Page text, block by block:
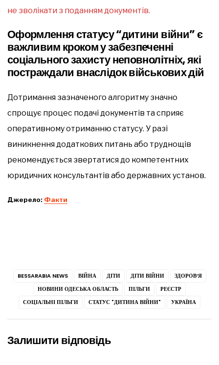
не зволікати з поданням документів.
Оформлення статусу “дитини війни” є
важливим кроком у забезпеченні
соціального захисту неповнолітніх, які
постраждали внаслідок військових дій
Дотримання зазначеного алгоритму значно
спрощує процес подачі документів та сприяє
оперативному отриманню статусу. У разі
виникнення додаткових питань або труднощів
рекомендується звертатися до компетентних
юридичних консультантів або державних установ.
Джерело: Факти
BESSARABIA NEWS ВІЙНА ДІТИ ДІТИ ВІЙНИ
ЗДОРОВ’Я
НОВИНИ ОДЕСЬКА ОБЛАСТЬ
ПІЛЬГИ
РЕЄСТР
СОЦІАЛЬНІ ПІЛЬГИ
СТАТУС "ДИТИНА ВІЙНИ" УКРАЇНА
Залишити відповідь